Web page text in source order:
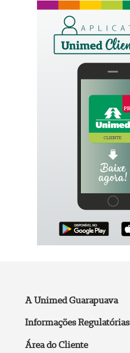
A Unimed Guarapuava
Informações Regulatórias
Área do Cliente